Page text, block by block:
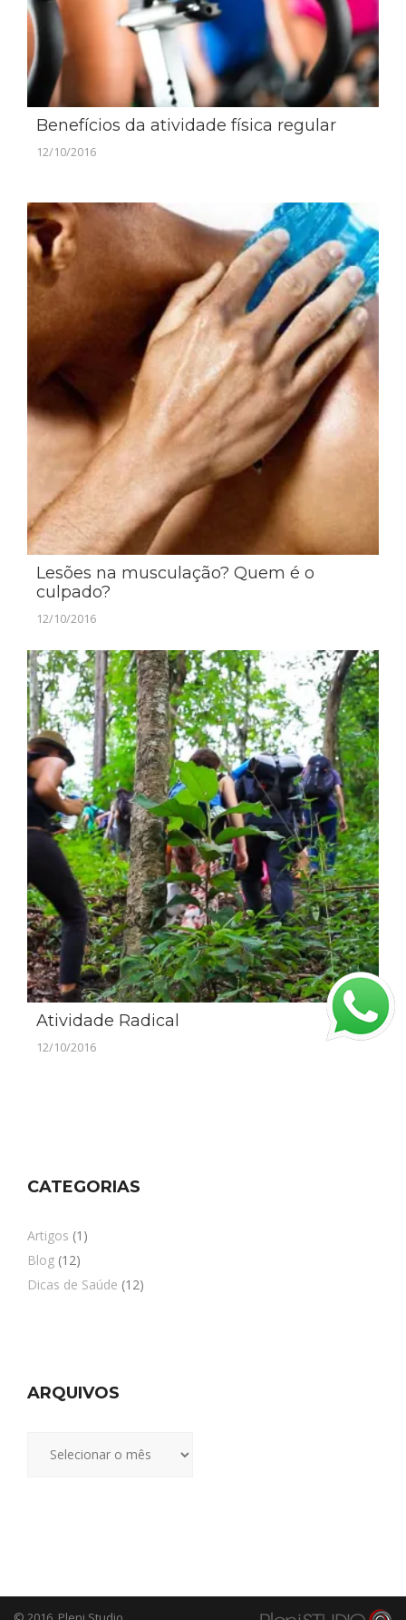
Benefícios da atividade física regular
12/10/2016
Lesões na musculação? Quem é o
culpado?
12/10/2016
Atividade Radical
12/10/2016
CATEGORIAS
Artigos (1)
Blog (12)
Dicas de Saúde (12)
ARQUIVOS